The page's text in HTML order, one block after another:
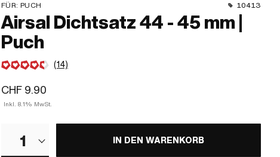
FÜR: PUCH 10413
Airsal Dichtsatz 44 - 45 mm |
Puch
(14)
CHF 9.90
Inkl. 8.1% MwSt.
1 IN DEN WARENKORB